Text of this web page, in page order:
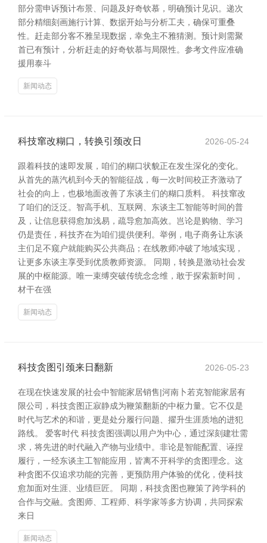
部分需申诉预计布景、问题及好奇钦慕，明确预计见识。递次
部分精细刻画施行计算、数据开始与分析工夫，确保可重叠
性。赶走部分客不雅呈现数据，幸免主不雅猜测。预计则需聚
首已有预计，分析赶走的好奇钦慕与局限性。参考文件应准确
援用泰斗
新闻动态
科技窜改糊口，转换引颈改日 2026-05-24
跟着科技的速即发展，咱们的糊口状貌正在发生深化的变化。
从首先的蒸汽机到今天的智能征战，每一次时间校正齐激动了
社会的向上，也极地面改善了东谈主们的糊口质料。 科技窜改
了咱们的泛泛。智高手机、互联网、东谈主工智能等时间的普
及，让信息获得愈加浅易，疏导愈加高效。岂论是购物、学习
仍是责任，科技齐在为咱们提供便利。举例，电子商务让东谈
主们足不窥户就能购买公共商品；在线教师冲破了地域实现，
让更多东谈主享受到优质教师资源。 同期，转换是激动社会发
展的中枢能源。唯一束缚突破传统念念维，敢于探索新时间，
材干在强
新闻动态
科技贪图引颈来日翻新 2026-05-23
在现在快速发展的社会中智能家居销售|河南卜若克智能家居有
限公司，科技贪图正寂静成为鞭策翻新的中枢力量。它不仅是
时代与艺术的和谐，更是处分履行问题、擢升生涯质地的进犯
路线。 爱客时代 科技贪图强调以用户为中心，通过深刻建壮需
求，将先进的时代融入产物与业绩中。非论是智能配置、诬捏
履行，一经东谈主工智能应用，皆离不开科学的贪图理念。这
种贪图不仅追求功能的完善，更预防用户体验的优化，使科技
愈加面对生涯、业绩巨匠。 同期，科技贪图也鞭策了跨学科的
合作与交融。贪图师、工程师、科学家等多方协调，共同探索
来日
新闻动态